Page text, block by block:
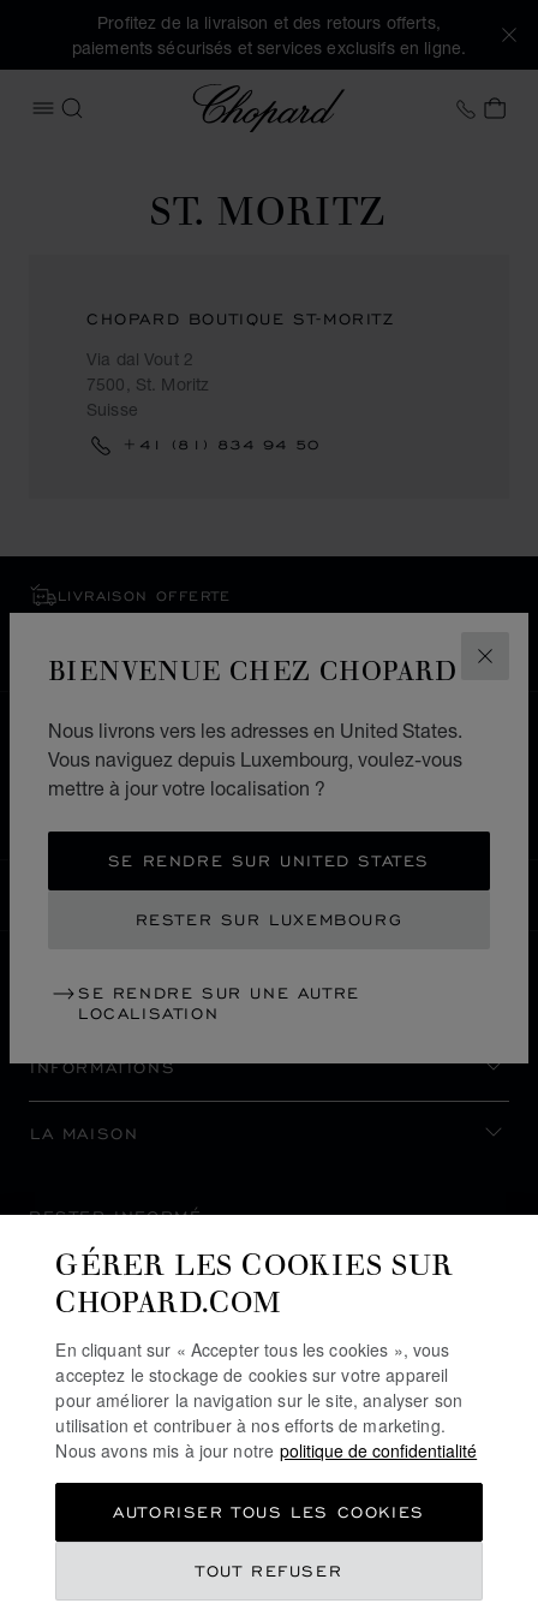
BIENVENUE CHEZ CHOPARD
Nous livrons vers les adresses en United States.
Vous naviguez depuis Luxembourg, voulez-vous
mettre à jour votre localisation ?
SE RENDRE SUR UNITED STATES
RESTER SUR LUXEMBOURG
SE RENDRE SUR UNE AUTRE
LOCALISATION
Profitez de la livraison et des retours offerts,
paiements sécurisés et services exclusifs en ligne.
OUVRIR LE MENU
RECHERCHER
Chopard +41
ST. MORITZ
CHOPARD BOUTIQUE ST-MORITZ
Via dal Vout 2
7500, St. Moritz
Suisse
+41 (81) 834 94 50
LIVRAISON OFFERTE
ACCUEIL LOCALISER UNE BOUTIQUE
TOUTES LES BOUTIQUES EUROPE
LUXEMBOURG
NOUS CONTACTER
INFORMATIONS
LA MAISON
RESTER INFORMÉ
S’INSCRIRE À LA NEWSLETTER
POLITIQUE DES COOKIES
GÉRER LES COOKIES SUR
CHOPARD.COM
En cliquant sur « Accepter tous les cookies », vous
acceptez le stockage de cookies sur votre appareil
pour améliorer la navigation sur le site, analyser son
utilisation et contribuer à nos efforts de marketing.
Nous avons mis à jour notre politique de confidentialité
TOUT REFUSER
AUTORISER TOUS LES COOKIES